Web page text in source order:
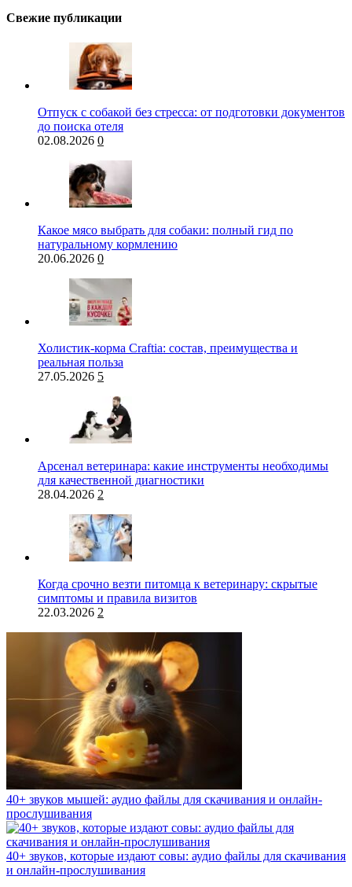
Свежие публикации
Отпуск с собакой без стресса: от подготовки документов
до поиска отеля
02.08.2026 0
Какое мясо выбрать для собаки: полный гид по
натуральному кормлению
20.06.2026 0
Холистик-корма Craftia: состав, преимущества и
реальная польза
27.05.2026 5
Арсенал ветеринара: какие инструменты необходимы
для качественной диагностики
28.04.2026 2
Когда срочно везти питомца к ветеринару: скрытые
симптомы и правила визитов
22.03.2026 2
40+ звуков мышей: аудио файлы для скачивания и онлайн-
прослушивания
40+ звуков, которые издают совы: аудио файлы для скачивания
и онлайн-прослушивания